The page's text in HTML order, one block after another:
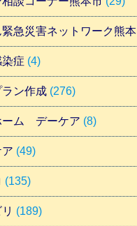
急災害ネットワーク熊本
症 (4)
ン作成 (276)
ーム デーケア (8)
(49)
(135)
(189)